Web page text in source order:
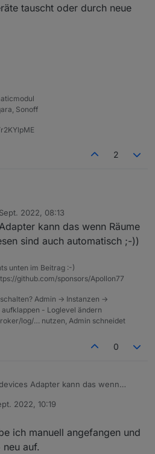
tauscht oder durch neue
Sonoff
2
Nacht verbracht alle Aliase
genutz) anzulegen, das artet ja
2022, 08:13
kann das wenn Räume
sind auch automatisch ;-))
unten im Beitrag :-)
github.com/sponsors/Apollon77
Admin -> Instanzen ->
- Loglevel ändern
log/… nutzen, Admin schneidet
0
Adapter kann das wenn
2022, 10:19
ich manuell angefangen und
auf.